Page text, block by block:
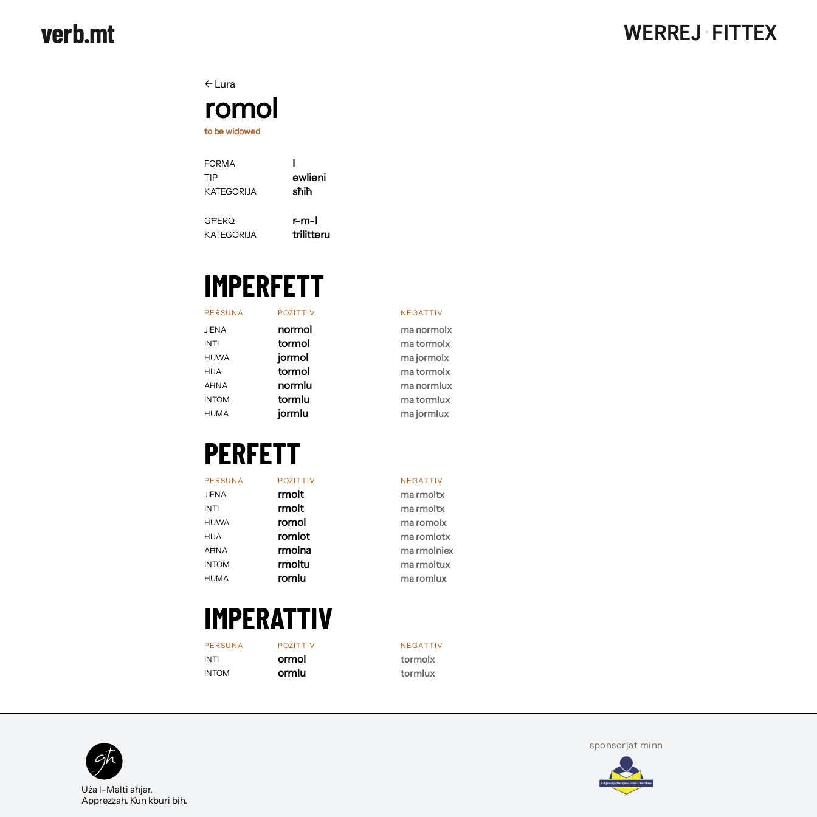
verb.mt WERREJ·FITTEX
← ​​Lura
romol
to be widowed
FORMA
TIP
KATEGORIJA
GĦERQ
KATEGORIJA
ewlieni
sħiħ
r-m-l
trilitteru
IMPERFETT
PERSUNA
JIENA
INTI
HUWA
HIJA
AĦNA
INTOM
HUMA
POŻITTIV
normol
tormol
jormol
tormol
normlu
tormlu
jormlu
NEGATTIV
ma normolx
ma tormolx
ma jormolx
ma tormolx
ma normlux
ma tormlux
ma jormlux
PERFETT
PERSUNA
JIENA
INTI
HUWA
HIJA
AĦNA
INTOM
HUMA
POŻITTIV
rmolt
rmolt
romol
romlot
rmolna
rmoltu
romlu
NEGATTIV
ma rmoltx
ma rmoltx
ma romolx
ma romlotx
ma rmolniex
ma rmoltux
ma romlux
IMPERATTIV
PERSUNA
INTI
INTOM
POŻITTIV
ormol
ormlu
NEGATTIV
tormolx
tormlux
Uża l-Malti aħjar.
Apprezzah. Kun kburi bih.
sponsorjat minn